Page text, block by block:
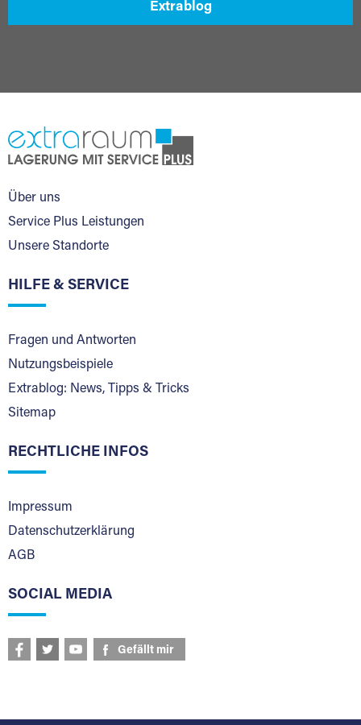
Extrablog
Über uns
Service Plus Leistungen
Unsere Standorte
HILFE & SERVICE
Fragen und Antworten
Nutzungsbeispiele
Extrablog: News, Tipps & Tricks
Sitemap
RECHTLICHE INFOS
Impressum
Datenschutzerklärung
AGB
SOCIAL MEDIA
Gefällt mir